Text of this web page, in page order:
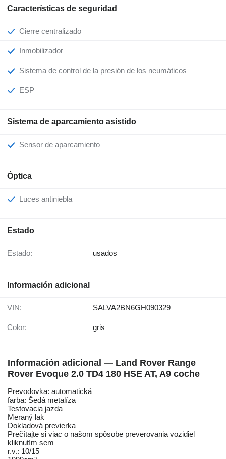
Características de seguridad
Cierre centralizado
Inmobilizador
Sistema de control de la presión de los neumáticos
ESP
Sistema de aparcamiento asistido
Sensor de aparcamiento
Óptica
Luces antiniebla
Estado
Estado: usados
Información adicional
VIN: SALVA2BN6GH090329
Color: gris
Información adicional — Land Rover Range
Rover Evoque 2.0 TD4 180 HSE AT, A9 coche
Prevodovka: automatická
farba: Šedá metalíza
Testovacia jazda
Meraný lak
Dokladová previerka
Prečítajte si viac o našom spôsobe preverovania vozidiel
kliknutím sem
r.v.: 10/15